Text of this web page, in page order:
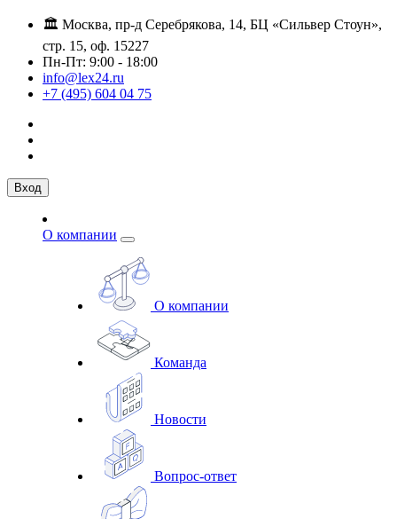
🏛️ Москва, пр-д Серебрякова, 14, БЦ «Сильвер Стоун»,
стр. 15, оф. 15227
Пн-Пт: 9:00 - 18:00
info@lex24.ru
+7 (495) 604 04 75
Вход
О компании
О компании
Команда
Новости
Вопрос-ответ